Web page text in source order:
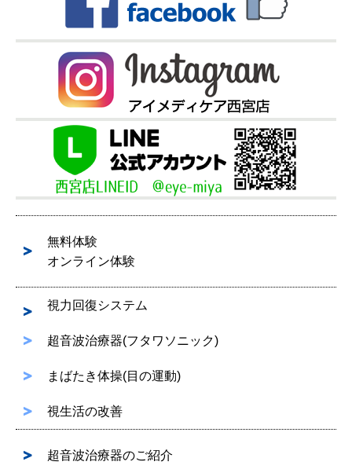
無料体験
オンライン体験
視力回復システム
超音波治療器(フタワソニック)
まばたき体操(目の運動)
視生活の改善
超音波治療器のご紹介